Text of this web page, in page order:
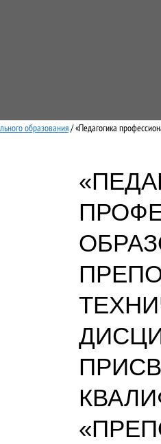
образования/ «Педагогика